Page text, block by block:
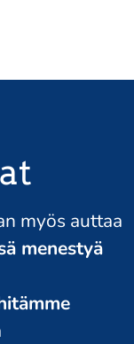
myös auttaa
menestyä